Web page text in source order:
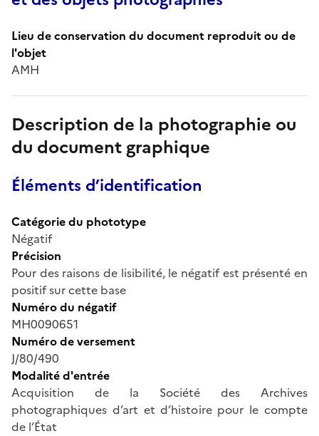
Lieu de conservation du document reproduit ou de
l'objet
AMH
Description de la photographie ou
du document graphique
Éléments d’identification
Catégorie du phototype
Négatif
Précision
Pour des raisons de lisibilité, le négatif est présenté en
positif sur cette base
Numéro du négatif
MH0090651
Numéro de versement
J/80/490
Modalité d'entrée
Acquisition de la Société des Archives
photographiques d’art et d’histoire pour le compte
de l’État